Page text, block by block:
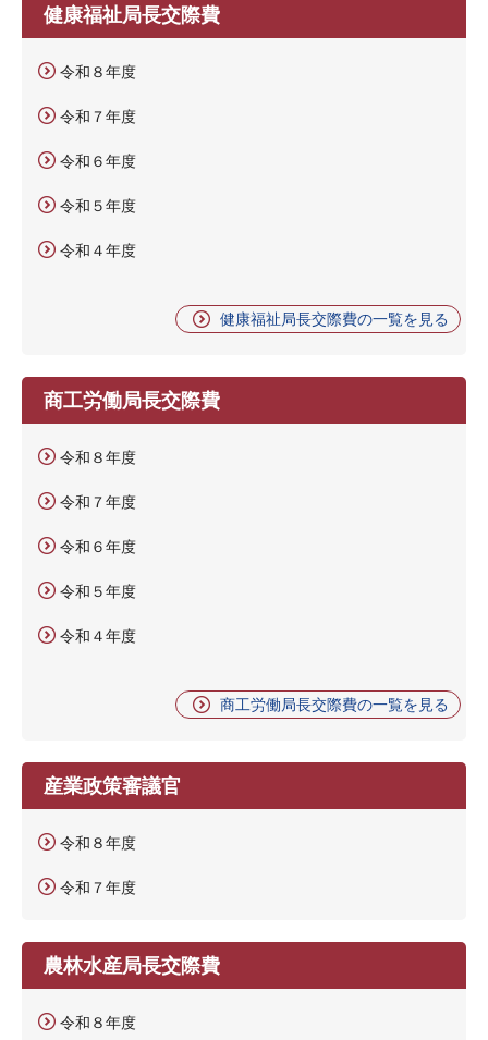
健康福祉局長交際費
令和８年度
令和７年度
令和６年度
令和５年度
令和４年度
健康福祉局長交際費の一覧を見る
商工労働局長交際費
令和８年度
令和７年度
令和６年度
令和５年度
令和４年度
商工労働局長交際費の一覧を見る
産業政策審議官
令和８年度
令和７年度
農林水産局長交際費
令和８年度